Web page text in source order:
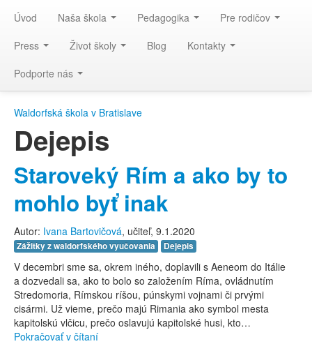
Úvod Naša škola Pedagogika
Pre rodičov
Press
Život školy Blog
Kontakty
Podporte nás
Waldorfská škola v Bratislave
Dejepis
Staroveký Rím a ako by to
mohlo byť inak
Autor: Ivana Bartovičová, učiteľ, 9.1.2020
Zážitky z waldorfského vyučovania Dejepis
V decembri sme sa, okrem iného, doplavili s Aeneom do Itálie
a dozvedali sa, ako to bolo so založením Ríma, ovládnutím
Stredomoria, Rímskou ríšou, púnskymi vojnami či prvými
cisármi. Už vieme, prečo majú Rimania ako symbol mesta
kapitolskú vlčicu, prečo oslavujú kapitolské husi, kto…
Pokračovať v čítaní